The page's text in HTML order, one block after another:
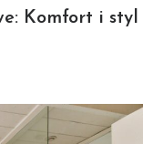
Komfort i styl